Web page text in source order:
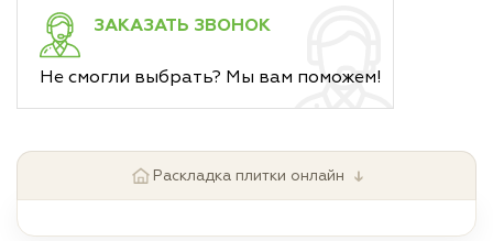
ЗАКАЗАТЬ ЗВОНОК
Не смогли выбрать? Мы вам поможем!
Раскладка плитки онлайн ↓